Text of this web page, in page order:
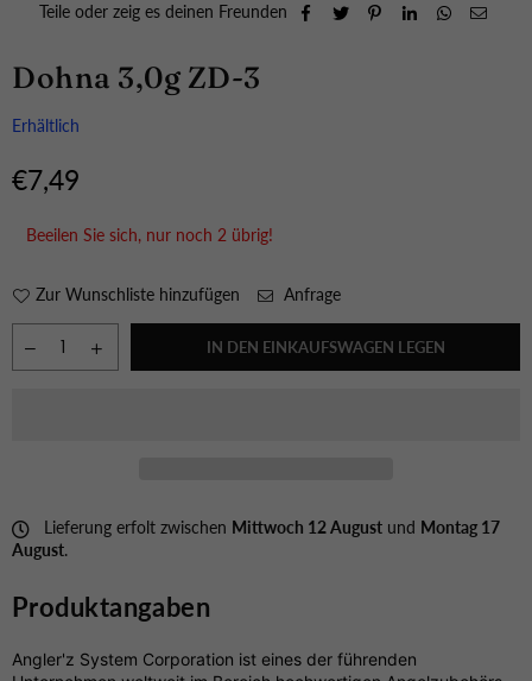
Teile oder zeig es deinen Freunden
Dohna 3,0g ZD-3
Erhältlich
Normaler
€7,49
Beeilen Sie sich, nur noch 2 übrig!
Zur Wunschliste hinzufügen Anfrage
IN DEN EINKAUFSWAGEN LEGEN
Lieferung erfolt zwischen Mittwoch 12 August und Montag 17
August.
Produktangaben
Angler'z System Corporation ist eines der führenden